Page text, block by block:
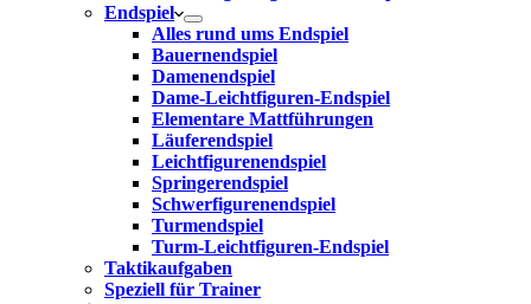
Endspiel
Alles rund ums Endspiel
Bauernendspiel
Damenendspiel
Dame-Leichtfiguren-Endspiel
Elementare Mattführungen
Läuferendspiel
Leichtfigurenendspiel
Springerendspiel
Schwerfigurenendspiel
Turmendspiel
Turm-Leichtfiguren-Endspiel
Taktikaufgaben
Speziell für Trainer